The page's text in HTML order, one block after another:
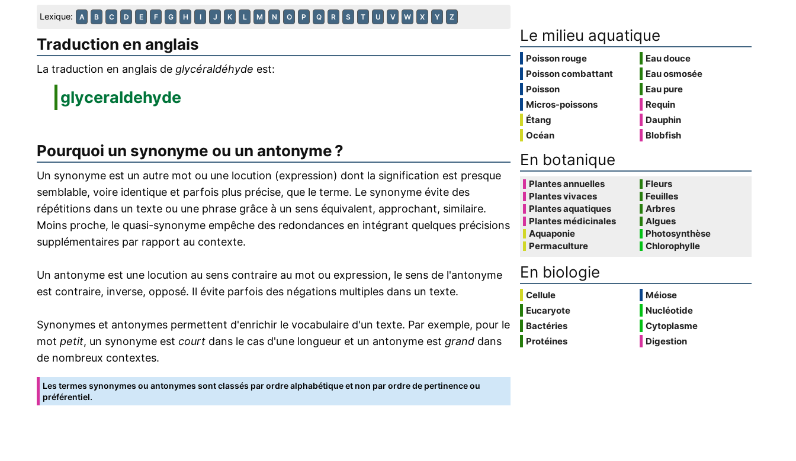
Lexique: A B C D E F G H I J K L M N O P Q R S T U V W X Y Z
Traduction en anglais
La traduction en anglais de glycéraldéhyde est:
glyceraldehyde
Pourquoi un synonyme ou un antonyme ?
Un synonyme est un autre mot ou une locution (expression) dont la signification est presque
semblable, voire identique et parfois plus précise, que le terme. Le synonyme évite des
répétitions dans un texte ou une phrase grâce à un sens équivalent, approchant, similaire.
Moins proche, le quasi-synonyme empêche des redondances en intégrant quelques précisions
supplémentaires par rapport au contexte.
Un antonyme est une locution au sens contraire au mot ou expression, le sens de l'antonyme
est contraire, inverse, opposé. Il évite parfois des négations multiples dans un texte.
Synonymes et antonymes permettent d'enrichir le vocabulaire d'un texte. Par exemple, pour le
mot petit, un synonyme est court dans le cas d'une longueur et un antonyme est grand dans
de nombreux contextes.
Les termes synonymes ou antonymes sont classés par ordre alphabétique et non par ordre de pertinence ou
préférentiel.
Le milieu aquatique
Poisson rouge
Poisson combattant
Poisson
Micros-poissons
Étang
Océan
Eau douce
Eau osmosée
Eau pure
Requin
Dauphin
Blobfish
En botanique
Plantes annuelles
Plantes vivaces
Plantes aquatiques
Plantes médicinales
Aquaponie
Permaculture
Fleurs
Feuilles
Arbres
Algues
Photosynthèse
Chlorophylle
En biologie
Cellule
Eucaryote
Bactéries
Protéines
Méiose
Nucléotide
Cytoplasme
Digestion